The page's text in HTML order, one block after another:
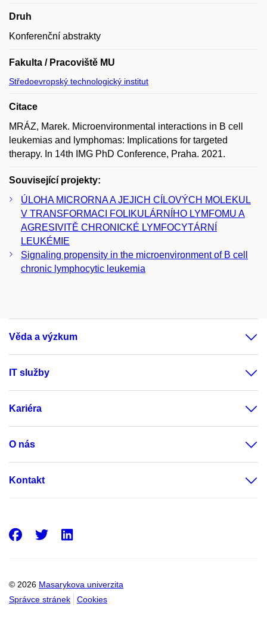
Druh
Konferenční abstrakty
Fakulta / Pracoviště MU
Středoevropský technologický institut
Citace
MRÁZ, Marek. Microenvironmental interactions in B cell
leukemias and lymphomas: Implications for targeted
therapy. In 14th IMG PhD Conference, Praha. 2021.
Související projekty:
ÚLOHA MICRORNA A JEJICH CÍLOVÝCH MOLEKUL
V TRANSFORMACI FOLIKULÁRNÍHO LYMFOMU A
AGRESIVITĚ CHRONICKÉ LYMFOCYTÁRNÍ
LEUKÉMIE
Signaling propensity in the microenvironment of B cell
chronic lymphocytic leukemia
Věda a výzkum
IT služby
Kariéra
O nás
Kontakt
© 2026 Masarykova univerzita
Správce stránek
Cookies
Facebook
Twitter